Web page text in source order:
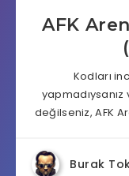
AFK
Kodları
değilseniz, AFK
Burak